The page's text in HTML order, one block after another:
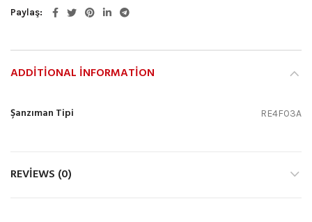
Paylaş
ADDITIONAL INFORMATION
Şanzıman Tipi RE4F03A
REVIEWS (0)